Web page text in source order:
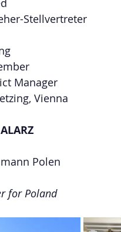
Stellvertreter
Manager
Vienna
Polen
for Poland